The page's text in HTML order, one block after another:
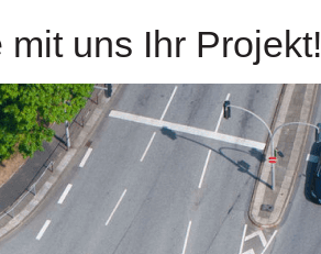
uns Ihr Projekt!